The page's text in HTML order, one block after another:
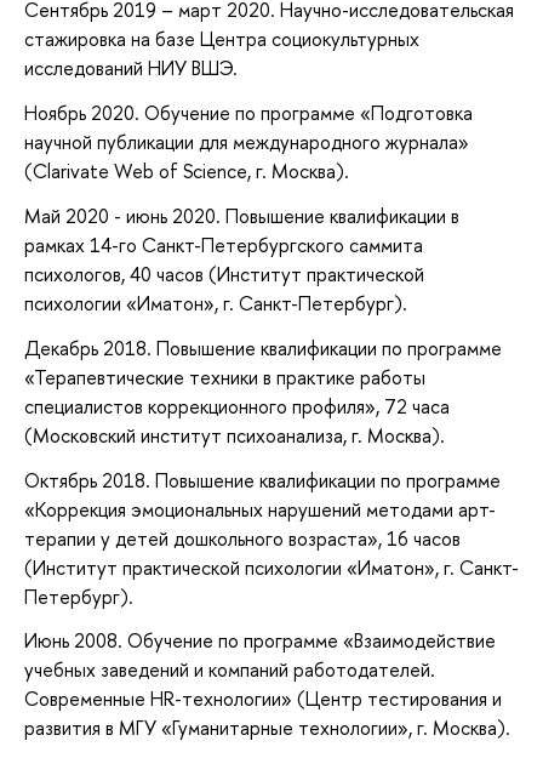
Сентябрь 2019 – март 2020. Научно-исследовательская
стажировка на базе Центра социокультурных
исследований НИУ ВШЭ.
Ноябрь 2020. Обучение по программе «Подготовка
научной публикации для международного журнала»
(Clarivate Web of Science, г. Москва).
Май 2020 - июнь 2020. Повышение квалификации в
рамках 14-го Санкт-Петербургского саммита
психологов, 40 часов (Институт практической
психологии «Иматон», г. Санкт-Петербург).
Декабрь 2018. Повышение квалификации по программе
«Терапевтические техники в практике работы
специалистов коррекционного профиля», 72 часа
(Московский институт психоанализа, г. Москва).
Октябрь 2018. Повышение квалификации по программе
«Коррекция эмоциональных нарушений методами арт-
терапии у детей дошкольного возраста», 16 часов
(Институт практической психологии «Иматон», г. Санкт-
Петербург).
Июнь 2008. Обучение по программе «Взаимодействие
учебных заведений и компаний работодателей.
Современные HR-технологии» (Центр тестирования и
развития в МГУ «Гуманитарные технологии», г. Москва).